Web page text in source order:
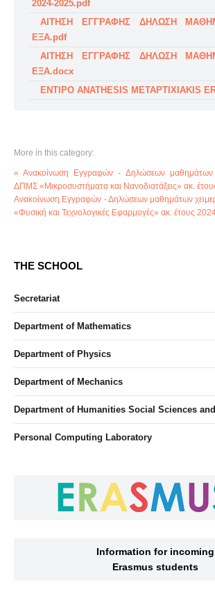
2024-2025.pdf
ΑΙΤΗΣΗ ΕΓΓΡΑΦΗΣ ΔΗΛΩΣΗ
ΕΞΑ.pdf
ΑΙΤΗΣΗ ΕΓΓΡΑΦΗΣ ΔΗΛΩΣΗ
ΕΞΑ.docx
ENTIPO ANATHESIS METAPTIXIAKIS
More in this category:
« Ανακοίνωση Εγγραφών - Δηλώσεων μαθημάτων
ΔΠΜΣ «Μικροσυστήματα και Νανοδιατάξεις» ακ.
Ανακοίνωση Εγγραφών - Δηλώσεων μαθημάτων
«Φυσική και Τεχνολογικές Εφαρμογές» ακ. έτους
THE SCHOOL
Secretariat
Department of Mathematics
Department of Physics
Department of Mechanics
Department of Humanities Social Sciences
Personal Computing Laboratory
Information for incoming
Erasmus students